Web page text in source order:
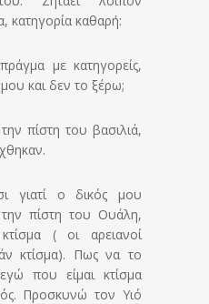
κατηγορία καθαρή:
με κατηγορείς,
και δεν το ξέρω;
πίστη του βασιλιά,
γιατί ο δικός μου
την πίστη του Ουάλη,
( οι αρειανοί
κτίσμα). Πως να το
που είμαι κτίσμα
Προσκυνώ τον Υιό